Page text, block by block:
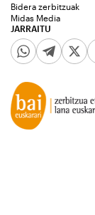
JARRAITU
Bidera zerbitzuak
Midas Media